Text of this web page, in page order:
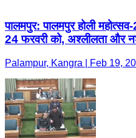
पालमपुर: पालमपुर होली
24 फरवरी को, अश्लीलता और
Palampur, Kangra | Feb 19,